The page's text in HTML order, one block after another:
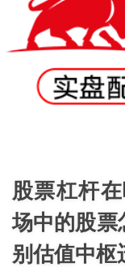
股票杠杆
场中的股票
别估值中枢